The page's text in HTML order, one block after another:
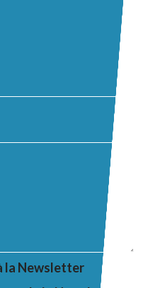
la Newsletter